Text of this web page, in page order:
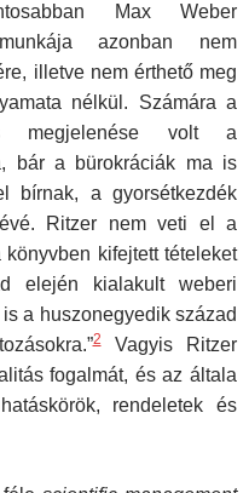
Max Weber
azonban nem
illetve nem érthető meg
nélkül. Számára a
megjelenése volt a
bár a bürokráciák ma is
bírnak, a gyorsétkezdék
Ritzer nem veti el a
kifejtett tételeket
elején kialakult weberi
a huszonegyedik század
2Vagyis Ritzer
fogalmát, és az általa
rendeletek és